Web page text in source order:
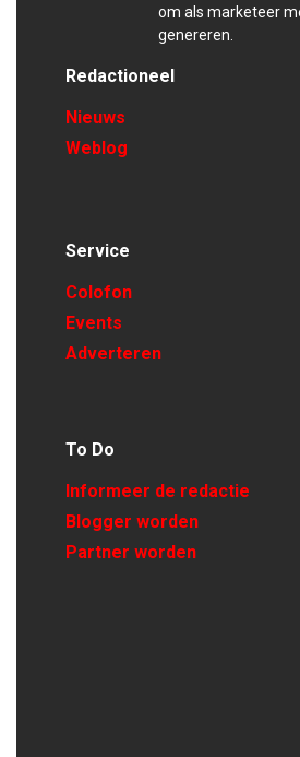
om als marketeer
genereren.
Redactioneel
Nieuws
Weblog
Service
Colofon
Events
Adverteren
To Do
Informeer de redactie
Blogger worden
Partner worden